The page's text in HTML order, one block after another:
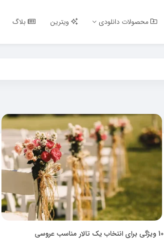
محصولات دانلودی ویترین بلاگ
10 ویژگی‌ برای انتخاب یک تالار مناسب عروسی